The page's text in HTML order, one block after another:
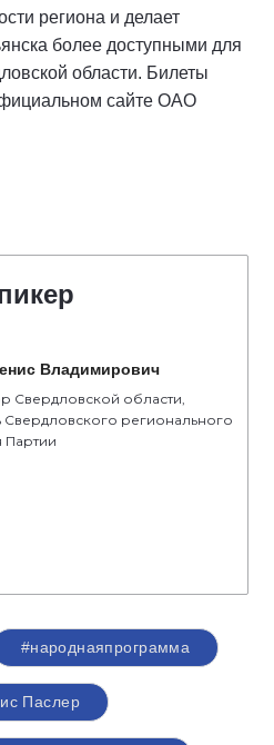
региона и делает
более доступными для
области. Билеты
сайте ОАО
Владимирович
Свердловской области,
Свердловского регионального
Партии
#народнаяпрограмма
Паслер